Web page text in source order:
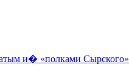
и� «полками Сырского»